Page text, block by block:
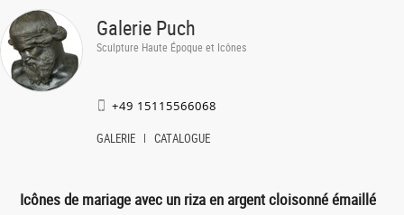
Galerie Puch
Sculpture Haute Époque et Icônes
+49 15115566068
GALERIE CATALOGUE
Icônes de mariage avec un riza en argent cloisonné émaillé